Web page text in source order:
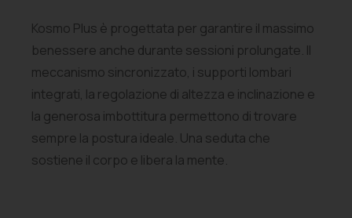
Kosmo Plus è progettata per garantire il massimo
benessere anche durante sessioni prolungate. Il
meccanismo sincronizzato, i supporti lombari
integrati, la regolazione di altezza e inclinazione e
la generosa imbottitura permettono di trovare
sempre la postura ideale. Una seduta che
sostiene il corpo e libera la mente.